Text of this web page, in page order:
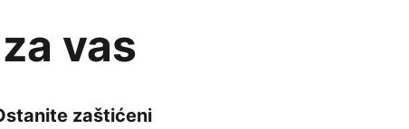
vas
zaštićeni